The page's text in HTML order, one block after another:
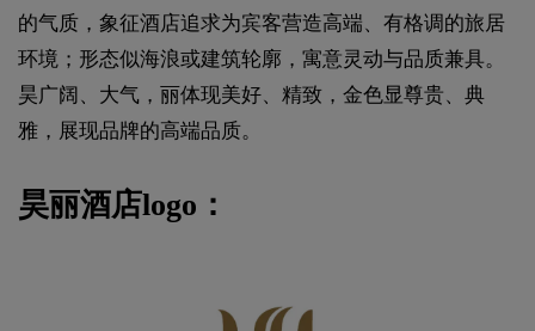
的气质，象征酒店追求为宾客营造高端、有格调的旅居
环境；形态似海浪或建筑轮廓，寓意灵动与品质兼具。
昊广阔、大气，丽体现美好、精致，金色显尊贵、典
雅，展现品牌的高端品质。
昊丽酒店logo：